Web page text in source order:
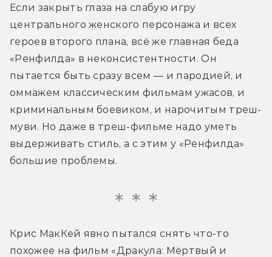
Если закрыть глаза на слабую игру
центрального женского персонажа и всех
героев второго плана, всё же главная беда
«Ренфилда» в неконсистентности. Он
пытается быть сразу всем — и пародией, и
оммажем классическим фильмам ужасов, и
криминальным боевиком, и нарочитым треш-
муви. Но даже в треш-фильме надо уметь
выдерживать стиль, а с этим у «Ренфилда»
большие проблемы.
Крис МакКей явно пытался снять что-то
похожее на фильм «Дракула: Мёртвый и